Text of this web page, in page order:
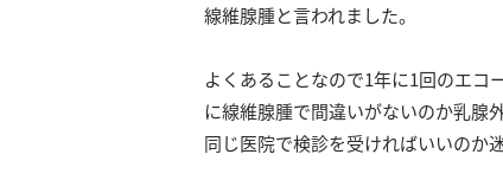
線維腺腫と言われました。
よくあることなので1年に1回のエコ
に線維腺腫で間違いがないのか乳腺
同じ医院で検診を受ければいいのか迷